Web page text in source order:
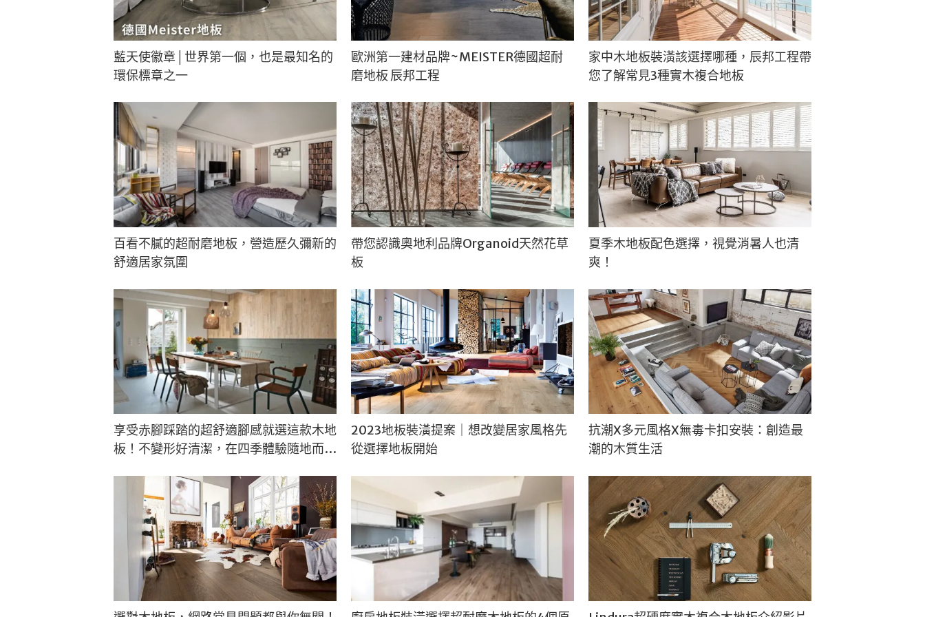
藍天使徽章│世界第一個，也是最知名的
環保標章之一
歐洲第一建材品牌~MEISTER德國超耐
磨地板 辰邦工程
家中木地板裝潢該選擇哪種，辰邦工程帶
您了解常見3種實木複合地板
百看不膩的超耐磨地板，營造歷久彌新的
舒適居家氛圍
帶您認識奧地利品牌Organoid天然花草
板
夏季木地板配色選擇，視覺消暑人也清
爽！
享受赤腳踩踏的超舒適腳感就選這款木地
板！不變形好清潔，在四季體驗隨地而坐
2023地板裝潢提案｜想改變居家風格先
從選擇地板開始
抗潮X多元風格X無毒卡扣安裝：創造最
潮的木質生活